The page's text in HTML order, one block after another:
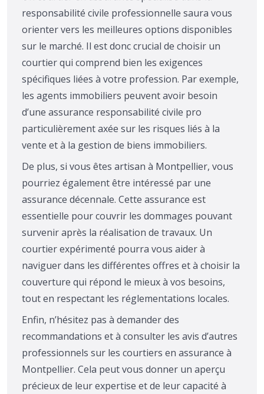
responsabilité civile professionnelle saura vous
orienter vers les meilleures options disponibles
sur le marché. Il est donc crucial de choisir un
courtier qui comprend bien les exigences
spécifiques liées à votre profession. Par exemple,
les agents immobiliers peuvent avoir besoin
d’une assurance responsabilité civile pro
particulièrement axée sur les risques liés à la
vente et à la gestion de biens immobiliers.
De plus, si vous êtes artisan à Montpellier, vous
pourriez également être intéressé par une
assurance décennale. Cette assurance est
essentielle pour couvrir les dommages pouvant
survenir après la réalisation de travaux. Un
courtier expérimenté pourra vous aider à
naviguer dans les différentes offres et à choisir la
couverture qui répond le mieux à vos besoins,
tout en respectant les réglementations locales.
Enfin, n’hésitez pas à demander des
recommandations et à consulter les avis d’autres
professionnels sur les courtiers en assurance à
Montpellier. Cela peut vous donner un aperçu
précieux de leur expertise et de leur capacité à